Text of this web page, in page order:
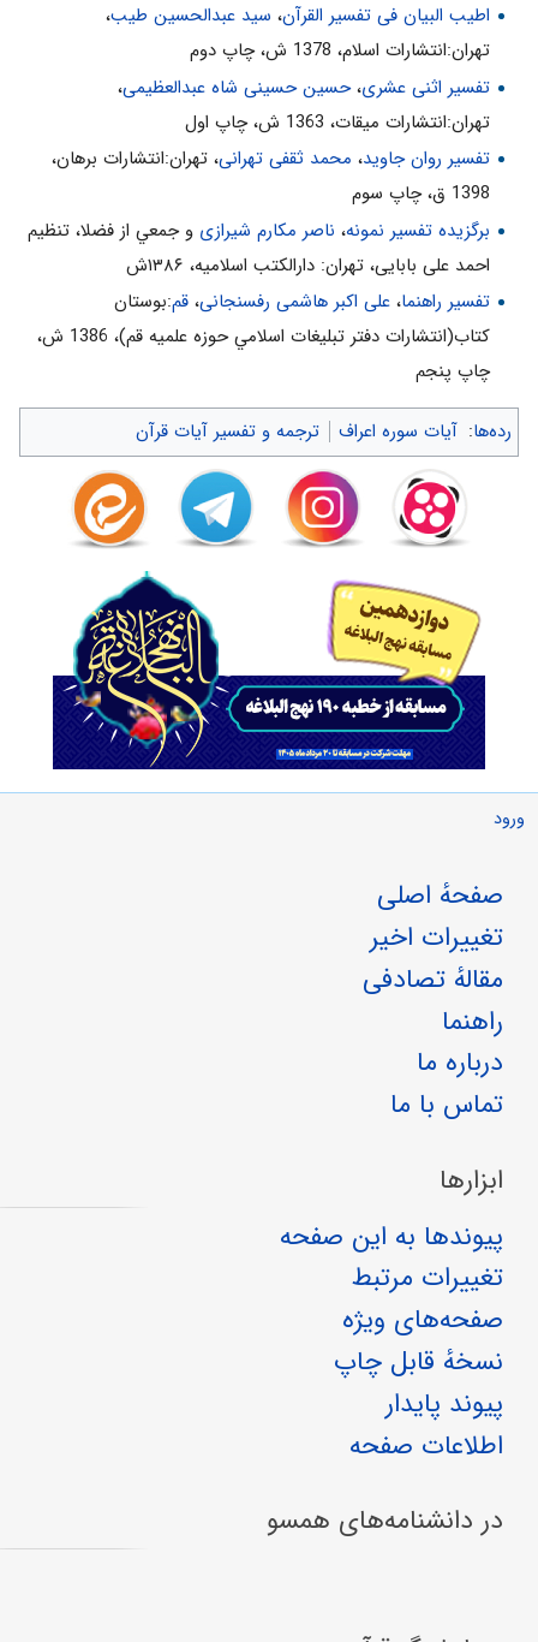
7- دستورات الهى كه توسط پيامبر آورده مى‌شود، در مسير تربيت
انسان و از شئون ربوبيّت خداوند است. «رَسُولٌ مِنْ رَبِّ الْعالَمِينَ»
تفسير نور(10جلدى)، ج‌3، ص: 94
اطیب البیان فی تفسیر القرآن‌، سید عبدالحسین طیب،
تهران:انتشارات اسلام‌، 1378 ش‌، چاپ دوم‌
تفسیر اثنی عشری،حسین حسینی شاه عبدالعظیمی،
تهران:انتشارات ميقات، 1363 ش، چاپ اول
تفسیر روان جاوید، محمد ثقفی تهرانی، تهران:انتشارات برهان،
1398 ق، چاپ سوم
برگزیده تفسیر نمونه، ناصر مکارم شیرازی و جمعي از فضلا، تنظیم
احمد علی بابایی، تهران: دارالکتب اسلامیه، ۱۳۸۶ش
تفسیر راهنما، علی اکبر هاشمی رفسنجانی، قم:بوستان
كتاب(انتشارات دفتر تبليغات اسلامي حوزه علميه قم)، 1386 ش‌،
چاپ پنجم‌
رده‌ها: آیات سوره اعراف ترجمه و تفسیر آیات قرآن
ورود
صفحهٔ اصلی
تغییرات اخیر
مقالهٔ تصادفی
راهنما
درباره ما
تماس با ما
ابزارها
پیوندها به این صفحه
تغییرات مرتبط
صفحه‌های ویژه
نسخهٔ قابل چاپ
پیوند پایدار
اطلاعات صفحه
در دانشنامه‌های همسو